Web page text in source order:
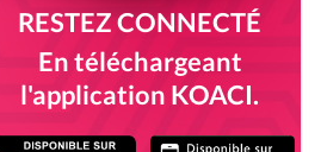
RESTEZ CONNECTÉ
En téléchargeant
l'application KOACI.